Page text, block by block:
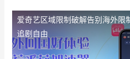
爱奇艺区域限制破解告别海外限
追剧自由